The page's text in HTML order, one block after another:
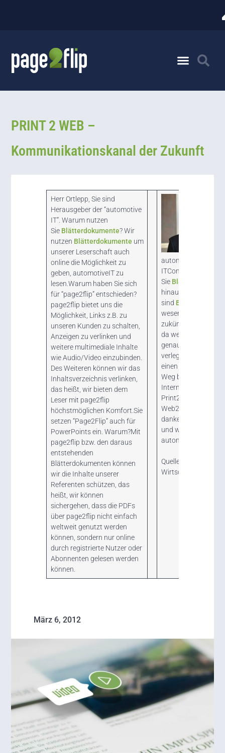
PRINT 2 WEB –
Kommunikationskanal der Zukunft
Herr Ortlepp, Sie sind
Herausgeber der “automotive
IT”. Warum nutzen
Sie Blätterdokumente? Wir
nutzen Blätterdokumente um
unserer Leserschaft auch
online die Möglichkeit zu
geben, automotiveIT zu
lesen.Warum haben Sie sich
für “page2flip” entschieden?
page2flip bietet uns die
Möglichkeit, Links z.B. zu
unseren Kunden zu schalten,
Anzeigen zu verlinken und
weitere multimediale Inhalte
wie Audio/Video einzubinden.
Des Weiteren können wir das
Inhaltsverzeichnis verlinken,
das heißt, wir bieten dem
Leser mit page2flip
höchstmöglichen Komfort.Sie
setzen “Page2Flip” auch für
PowerPoints ein. Warum?Mit
page2flip bzw. den daraus
entstehenden
Blätterdokumenten können
wir die Inhalte unserer
Referenten schützen, das
heißt, wir können
sichergehen, dass die PDFs
über page2flip nicht einfach
weltweit genutzt werden
können, sondern nur online
durch registrierte Nutzer oder
Abonnenten gelesen werden
können.
automotiveIT steht
ITCommunity.
Sie
hinaus
sind
wesentlicher Schritt
zukünftigen
da weiterhin
genau wie die
verlegt werden. Und
einen sehr schönen,
Weg bietet um die
Internet anzubieten
Print2Web anstatt
Web2Print.Herr
danke Ihnen für das
und wünsche viel
automotiveIT.
Quelle:
Wirtschaftsjournal
März 6, 2012